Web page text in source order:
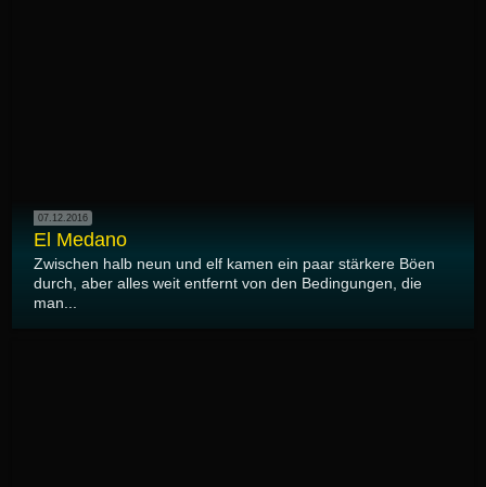
07.12.2016
El Medano
Zwischen halb neun und elf kamen ein paar stärkere Böen
durch, aber alles weit entfernt von den Bedingungen, die
man...